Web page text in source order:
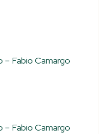
Fabio Camargo
Fabio Camargo